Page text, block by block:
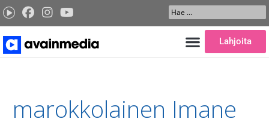
Siirry
sisältöön
Search
...
Lahjoita
marokkolainen Imane